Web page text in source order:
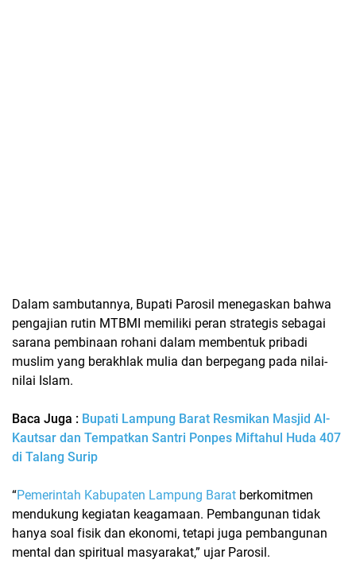
Dalam sambutannya, Bupati Parosil menegaskan bahwa
pengajian rutin MTBMI memiliki peran strategis sebagai
sarana pembinaan rohani dalam membentuk pribadi
muslim yang berakhlak mulia dan berpegang pada nilai-
nilai Islam.
Baca Juga : Bupati Lampung Barat Resmikan Masjid Al-
Kautsar dan Tempatkan Santri Ponpes Miftahul Huda 407
di Talang Surip
“Pemerintah Kabupaten Lampung Barat berkomitmen
mendukung kegiatan keagamaan. Pembangunan tidak
hanya soal fisik dan ekonomi, tetapi juga pembangunan
mental dan spiritual masyarakat,” ujar Parosil.